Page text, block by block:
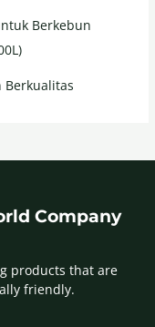
Berkebun
Berkualitas
Company
products that are
friendly.